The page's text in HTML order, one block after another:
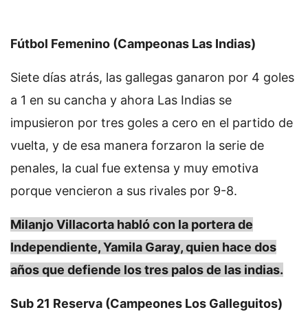
Fútbol Femenino (Campeonas Las Indias)
Siete días atrás, las gallegas ganaron por 4 goles
a 1 en su cancha y ahora Las Indias se
impusieron por tres goles a cero en el partido de
vuelta, y de esa manera forzaron la serie de
penales, la cual fue extensa y muy emotiva
porque vencieron a sus rivales por 9-8.
Milanjo Villacorta habló con la portera de
Independiente, Yamila Garay, quien hace dos
años que defiende los tres palos de las indias.
Sub 21 Reserva (Campeones Los Galleguitos)